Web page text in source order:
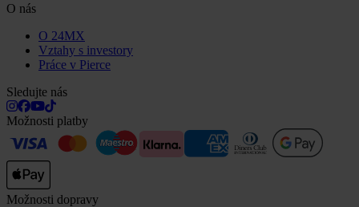
O nás
O 24MX
Vztahy s investory
Práce v Pierce
Sledujte nás
Možnosti platby
Možnosti dopravy